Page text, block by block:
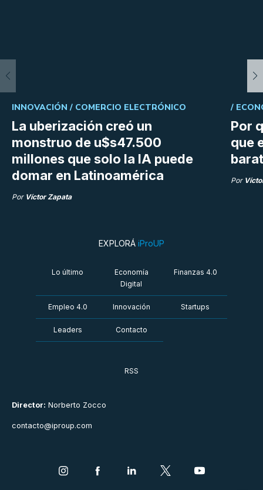
La uberización creó un
monstruo de u$s47.500
millones que solo la IA puede
domar en Latinoamérica
INNOVACIÓN / COMERCIO ELECTRÓNICO
Por Víctor Zapata
Por
que
/
Por
Director: Norberto Zocco
contacto@iproup.com
EXPLORÁ iProUP
Lo último
Economía
Digital
Finanzas 4.0
Empleo 4.0 Innovación Startups
Leaders Contacto
RSS